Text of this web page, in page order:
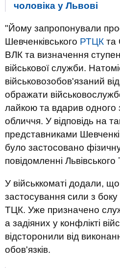
чоловіка у Львові
"Йому запропонували
Шевченківського РТЦК та
ВЛК та визначення
військової служби.
військовозобов'язаний
ображати
лайкою та вдарив одного
обличчя. У відповідь на
представниками
було застосовано
повідомленні
У військкоматі додали,
застосування сили з боку
ТЦК. Уже призначено
а задіяних у конфлікті
відсторонили від
обов'язків.